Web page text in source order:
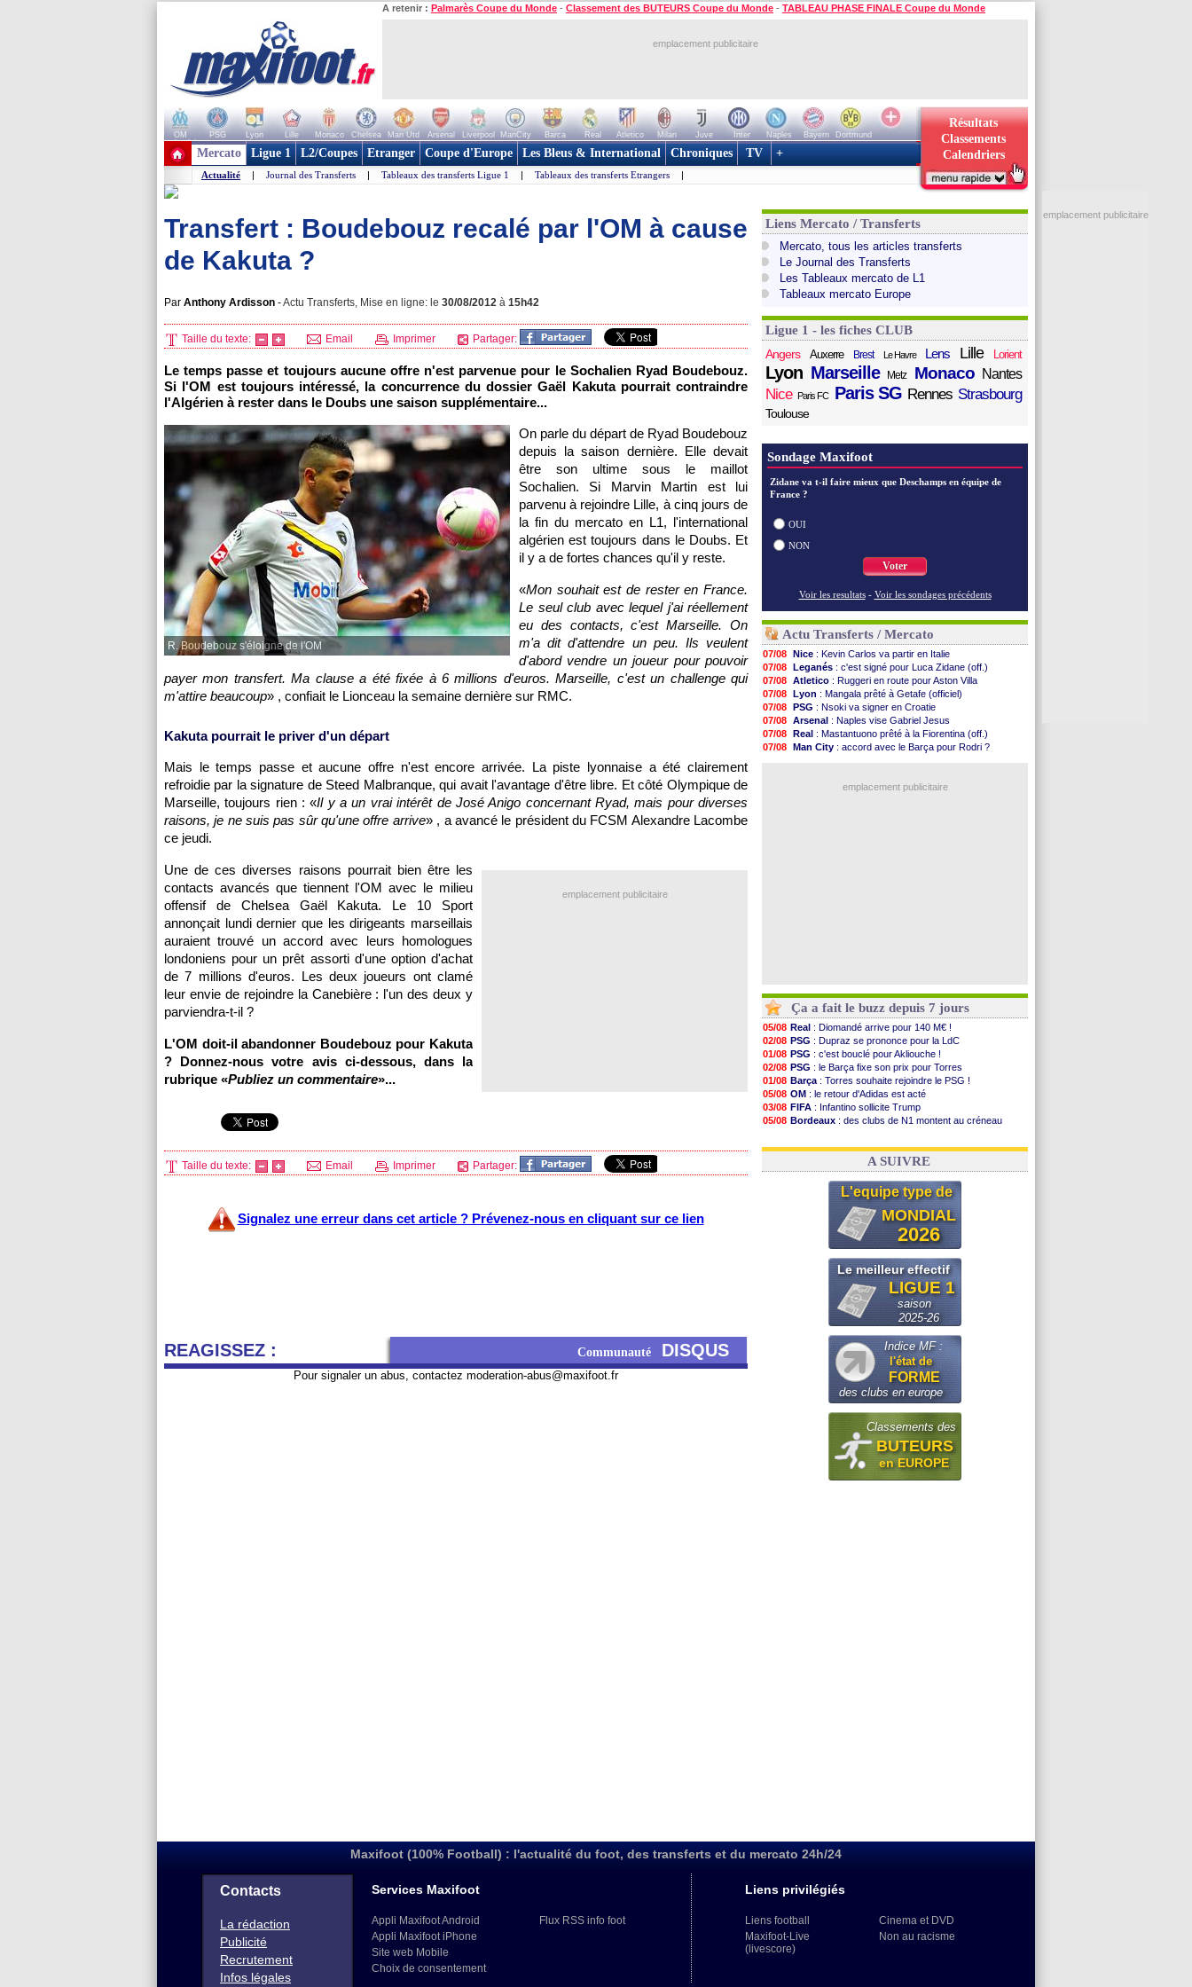
A retenir : Palmarès Coupe du Monde - Classement des BUTEURS Coupe du Monde - TABLEAU PHASE FINALE Coupe du Monde
emplacement publicitaire
OM PSG Lyon Lille Monaco Chelsea Man Utd Arsenal Liverpool ManCity Barca Real Atletico Milan Juve Inter Naples Bayern
Dortmund
+ de clubs
Résultats
Classements
Calendriers
Mercato Ligue 1 L2/Coupes Etranger Coupe d'Europe Les Bleus & International Chroniques TV +
Actualité | Journal des Transferts | Tableaux des transferts Ligue 1 | Tableaux des transferts Etrangers |
Transfert : Boudebouz recalé par l'OM à cause
de Kakuta ?
Par Anthony Ardisson -Actu Transferts, Mise en ligne: le 30/08/2012 à 15h42
Taille du texte: Email Imprimer Partager:
Le temps passe et toujours aucune offre n'est parvenue pour le Sochalien Ryad Boudebouz.
Si l'OM est toujours intéressé, la concurrence du dossier Gaël Kakuta pourrait contraindre
l'Algérien à rester dans le Doubs une saison supplémentaire...
R. Boudebouz s'éloigne de l'OM
On parle du départ de Ryad Boudebouz
depuis la saison dernière. Elle devait
être son ultime sous le maillot
Sochalien. Si Marvin Martin est lui
parvenu à rejoindre Lille, à cinq jours de
la fin du mercato en L1, l'international
algérien est toujours dans le Doubs. Et
il y a de fortes chances qu'il y reste.
«Mon souhait est de rester en France.
Le seul club avec lequel j'ai réellement
eu des contacts, c'estMarseille. On
m'a dit d'attendre un peu. Ils veulent
d'abord vendre un joueur pour pouvoir
payer mon transfert. Ma clause a été fixée à 6 millions d'euros.Marseille, c'est un challenge qui
m'attire beaucoup» , confiait le Lionceau la semaine dernière sur RMC.
Kakuta pourrait le priver d'un départ
Mais le temps passe et aucune offre n'est encore arrivée. La piste lyonnaise a été clairement
refroidie par la signature de Steed Malbranque, qui avait l'avantage d'être libre. Et côté Olympique de
Marseille, toujours rien : «Il y a un vrai intérêt de José Anigo concernant Ryad, mais pour diverses
raisons, je ne suis pas sûr qu'une offre arrive» , a avancé le président du FCSM Alexandre Lacombe
ce jeudi.
emplacement publicitaire
Une de ces diverses raisons pourrait bien être les
contacts avancés que tiennent l'OM avec le milieu
offensif de Chelsea Gaël Kakuta. Le 10 Sport
annonçait lundi dernier que les dirigeants marseillais
auraient trouvé un accord avec leurs homologues
londoniens pour un prêt assorti d'une option d'achat
de 7 millions d'euros. Les deux joueurs ont clamé
leur envie de rejoindre la Canebière : l'un des deux y
parviendra-t-il ?
L'OM doit-il abandonner Boudebouz pour Kakuta
? Donnez-nous votre avis ci-dessous, dans la
rubrique «Publiez un commentaire»...
Taille du texte: Email Imprimer Partager:
Signalez une erreur dans cet article ? Prévenez-nous en cliquant sur ce lien
REAGISSEZ : Communauté DISQUS
Pour signaler un abus, contactez moderation-abus@maxifoot.fr
Liens Mercato / Transferts
Mercato, tous les articles transferts
Le Journal des Transferts
Les Tableaux mercato de L1
Tableaux mercato Europe
Ligue 1 - les fiches CLUB
Angers
Auxerre Brest Le Havre Lens Lille Lorient
Lyon Marseille Metz Monaco Nantes
Nice Paris FC Paris SG Rennes Strasbourg
Toulouse
Sondage Maxifoot
Zidane va t-il faire mieux que Deschamps en équipe de
France ?
OUI
NON
Voter
Voir les resultats - Voir les sondages précédents
Actu Transferts / Mercato
07/08 Nice : Kevin Carlos va partir en Italie
07/08 Leganés : c'est signé pour Luca Zidane (off.)
07/08 Atletico : Ruggeri en route pour Aston Villa
07/08 Lyon : Mangala prêté à Getafe (officiel)
07/08 PSG : Nsoki va signer en Croatie
07/08 Arsenal : Naples vise Gabriel Jesus
07/08 Real : Mastantuono prêté à la Fiorentina (off.)
07/08 Man City : accord avec le Barça pour Rodri ?
: Sion Oppong signe pour 4 ans (officiel)
emplacement publicitaire
Ça a fait le buzz depuis 7 jours
05/08 Real : Diomandé arrive pour 140 M€ !
02/08 PSG : Dupraz se prononce pour la LdC
01/08 PSG : c'est bouclé pour Akliouche !
02/08 PSG : le Barça fixe son prix pour Torres
01/08 Barça : Torres souhaite rejoindre le PSG !
05/08 OM : le retour d'Adidas est acté
03/08 FIFA : Infantino sollicite Trump
05/08 Bordeaux : des clubs de N1 montent au créneau
03/08 Real: le démenti de Leipzig pour Diomandé
A SUIVRE
L'equipe type de
MONDIAL
2026
Le meilleur effectif
LIGUE 1
saison
2025-26
Indice MF :
l'état de
FORME
des clubs en europe
Classements des
BUTEURS
en EUROPE
emplacement publicitaire
Maxifoot (100% Football) : l'actualité du foot, des transferts et du mercato 24h/24
Contacts
La rédaction
Publicité
Recrutement
Infos légales
Services Maxifoot
Appli Maxifoot Android
Appli Maxifoot iPhone
Site web Mobile
Choix de consentement
Flux RSS info foot
Liens privilégiés
Liens football
Maxifoot-Live
(livescore)
Cinema et DVD
Non au racisme